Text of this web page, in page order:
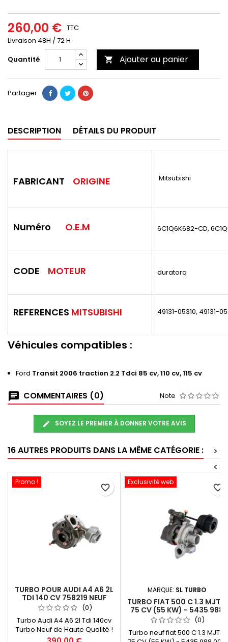
260,00 € TTC
Livraison 48H / 72 H
Quantité
 Ajouter au panier
Partager
DESCRIPTION DÉTAILS DU PRODUIT
FABRICANT ORIGINE Mitsubishi
Numéro O.E.M 6C1Q6K682-CD,
CODE MOTEUR duratorq
REFERENCES MITSUBISHI 49131-05310, 49131-
Véhicules compatibles :
Ford Transit 2006 traction 2.2 Tdci 85 cv, 110 cv, 115 cv
COMMENTAIRES (0) Note
SOYEZ LE PREMIER À DONNER VOTRE AVIS
16 AUTRES PRODUITS DANS LA MÊME CATÉGORIE :
>
<
Promo !
TURBO POUR AUDI A4 A6 2L
TDI 140 CV 758219 NEUF
(0)
Turbo Audi A4 A6 2l Tdi 140cv
Turbo Neuf de Haute Qualité !
Sans consigne GARANTIE 2 ANS
favorite_border
Exclusivité web
MARQUE: SL TURBO
TURBO FIAT 500 C 1.3 MJTD
75 CV (55 KW) - 5435 988
0018 NEUF (0)
Turbo neuf fiat 500 C 1.3 MJTD
favorite_border